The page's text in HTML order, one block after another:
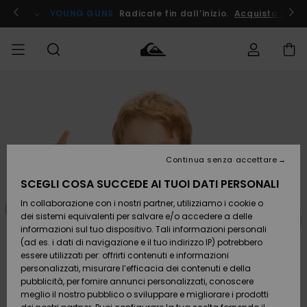
informazioni
prodotto
! YOUNG GUNS Radicale fin dall’inizio. Acquista Ora
Abbigliamento
Accessori
Calzature
e
infradito
Surf /
Acqua
BAMBINO
Abbigliamento
Accessori
Calzature
e
infradito
Surf /
Acqua
Shop
Nuovi
Da
Scoprire
Snow
SURF
Surf Shop
Uomo
Highlights
Comunità
SNOW
Snow
Shop
Uomo
Shop
Snow
Shop
Donna
OUTLET
Outlet
Uomo
Outlet
Donna
Accedi al tuo
ordine
Spedizione
Pagamento
Buono regalo
Quiksilver
Freedom
SCEGLI COSA SUCCEDE AI TUOI DATI PERSONALI
In collaborazione con i nostri partner, utilizziamo i cookie o
dei sistemi equivalenti per salvare e/o accedere a delle
informazioni sul tuo dispositivo. Tali informazioni personali
(ad es. i dati di navigazione e il tuo indirizzo IP) potrebbero
essere utilizzati per: offrirti contenuti e informazioni
personalizzati, misurare l’efficacia dei contenuti e della
pubblicità, per fornire annunci personalizzati, conoscere
meglio il nostro pubblico o sviluppare e migliorare i prodotti
Continua senza accettare